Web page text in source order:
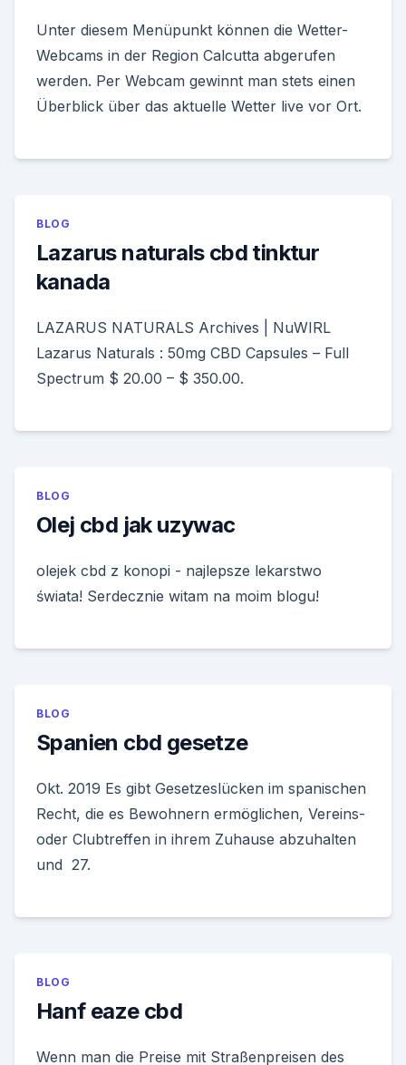
Unter diesem Menüpunkt können die Wetter-
Webcams in der Region Calcutta abgerufen
werden. Per Webcam gewinnt man stets einen
Überblick über das aktuelle Wetter live vor Ort.
BLOG
Lazarus naturals cbd tinktur
kanada
LAZARUS NATURALS Archives | NuWIRL
Lazarus Naturals : 50mg CBD Capsules – Full
Spectrum $ 20.00 – $ 350.00.
BLOG
Olej cbd jak uzywac
olejek cbd z konopi - najlepsze lekarstwo
świata! Serdecznie witam na moim blogu!
BLOG
Spanien cbd gesetze
Okt. 2019 Es gibt Gesetzeslücken im spanischen
Recht, die es Bewohnern ermöglichen, Vereins-
oder Clubtreffen in ihrem Zuhause abzuhalten
und 27.
BLOG
Hanf eaze cbd
Wenn man die Preise mit Straßenpreisen des